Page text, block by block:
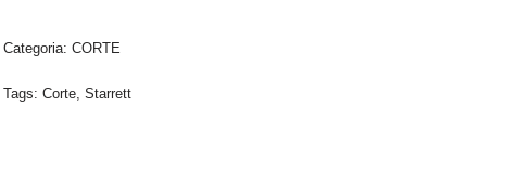
Categoria:CORTE
Tags:Corte ,Starrett